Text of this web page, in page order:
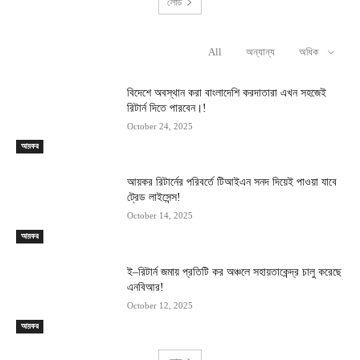
লোড
All অন্যান্য অধিক
আয়কর
বিদেশে অবস্থান করা বাংলাদেশি করদাতারা এখন সহজেই
রিটার্ন দিতে পারবেন।!
October 24, 2025
আয়কর
আয়কর রিটার্নের পরিবর্তে টিআইএন সনদ দিয়েই পাওয়া যাবে
ট্রেড লাইসেন্স!
October 14, 2025
আয়কর
ই–রিটার্ন জমায় প্রতিটি কর অঞ্চলে সহায়তাকেন্দ্র চালু করেছে
এনবিআর!
October 12, 2025